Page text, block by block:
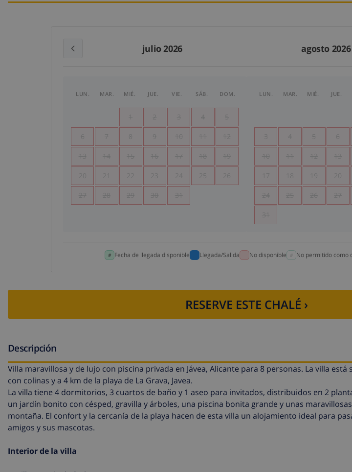
julio 2026 agosto 2026
LUN. MAR. MIÉ. JUE. VIE. SÁB. DOM.
1 2 3 4 5
6 7 8 9 10 11 12
13 14 15 16 17 18 19
20 21 22 23 24 25 26
27 28 29 30 31
LUN. MAR. MIÉ. JUE.
3 4 5 6
10 11 12 13
17 18 19 20
24 25 26 27
31
Fecha de llegada disponible Llegada/Salida No disponible No permitido como
RESERVE ESTE CHALÉ ›
Descripción
Villa maravillosa y de lujo con piscina privada en Jávea, Alicante para 8 personas. La villa
con colinas y a 4 km de la playa de La Grava, Javea.
La villa tiene 4 dormitorios, 3 cuartos de baño y 1 aseo para invitados, distribuidos en 2
un jardín bonito con césped, gravilla y árboles, una piscina bonita grande y unas
montaña. El confort y la cercanía de la playa hacen de esta villa un alojamiento ideal para
amigos y sus mascotas.
Interior de la villa